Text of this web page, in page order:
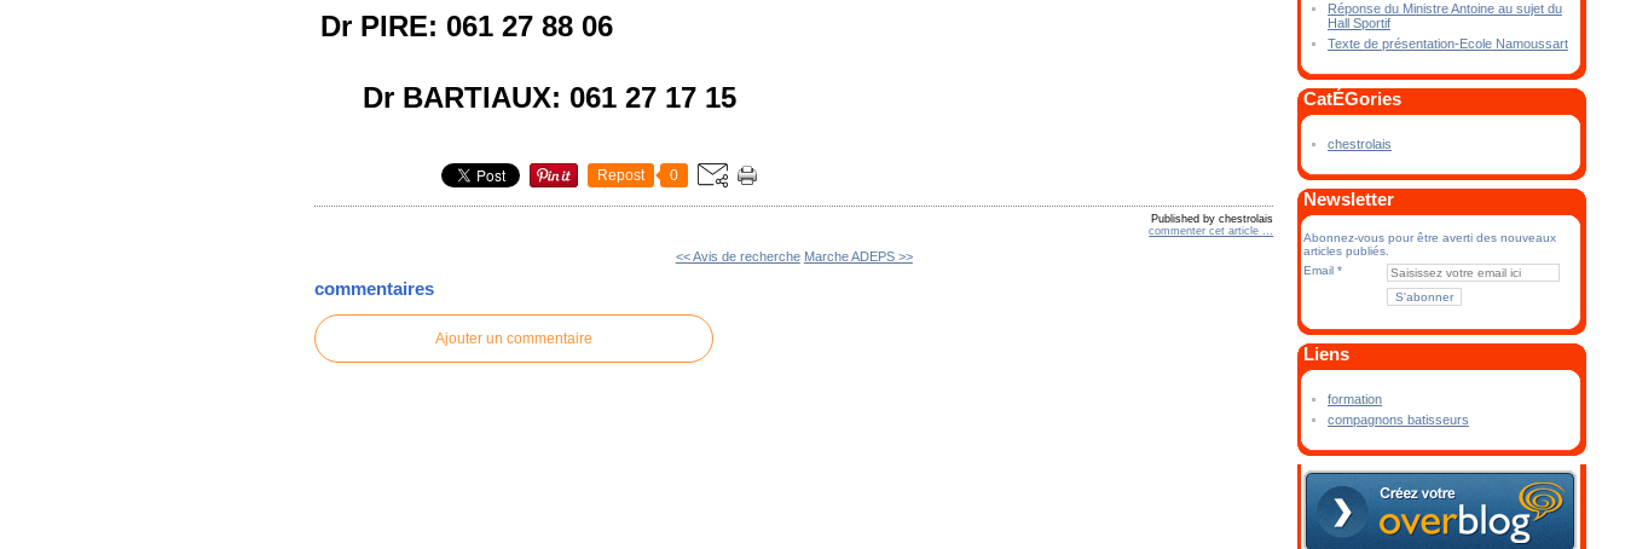
Dr PIRE: 061 27 88 06
Dr BARTIAUX: 061 27 17 15
Repost 0
Published by chestrolais
commenter cet article
<< Avis de recherche Marche ADEPS >>
commentaires
Ajouter un commentaire
Réponse du Ministre Antoine au sujet du
Hall Sportif
Texte de présentation-Ecole Namoussart
CatÉGories
chestrolais
Newsletter
Abonnez-vous pour être averti des nouveaux
articles publiés.
Email
Liens
formation
compagnons batisseurs